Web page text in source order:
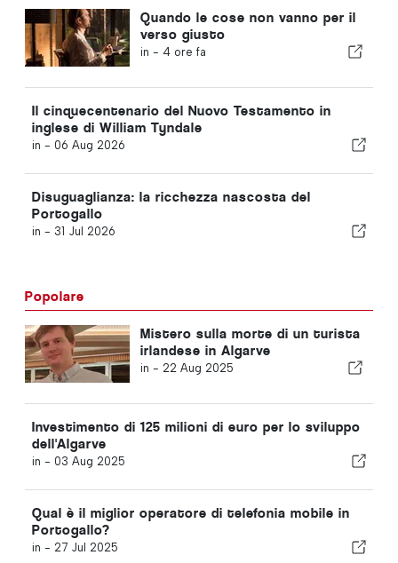
Quando le cose non vanno per il
verso giusto
in - 4 ore fa
Il cinquecentenario del Nuovo Testamento in
inglese di William Tyndale
in - 06 Aug 2026
Disuguaglianza: la ricchezza nascosta del
Portogallo
in - 31 Jul 2026
Popolare
Mistero sulla morte di un turista
irlandese in Algarve
in - 22 Aug 2025
Investimento di 125 milioni di euro per lo sviluppo
dell'Algarve
in - 03 Aug 2025
Qual è il miglior operatore di telefonia mobile in
Portogallo?
in - 27 Jul 2025